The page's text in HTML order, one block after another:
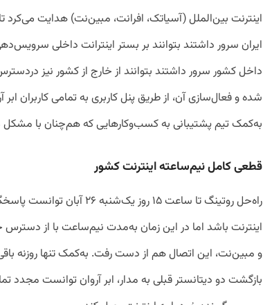
اینترنت بین‌الملل (آسیاتک، افرانت، مبین‌نت) هدایت می‌کرد
ایران سرور داشتند بتوانند بر بستر اینترانت داخلی
داخل کشور سرور داشتند بتوانند از خارج از کشور نیز
شده و فعال‌سازی آن، از طریق پنل کاربری به تمامی کاربران ابر
به‌کمک تیم پشتیبانی به کسب‌وکارهایی که هم‌چنان با
قطعی کامل نیم‌ساعته اینترنت کشور
راه‌حل روتینگ تا ساعت ۱۵ روز
اینترنت باشد اما در این زمان به‌مدت نیم‌ساعت با از
و مبین‌نت، این اتصال هم از دست رفت. به‌کمک تنها روزنه‌
بازگشت دو دیتانستر قبلی به مدار، ابر آروان توانست مجدد